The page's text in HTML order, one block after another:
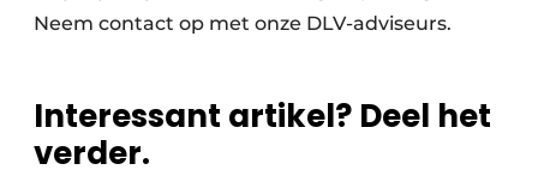
Neem contact op met onze DLV-adviseurs.
Interessant artikel? Deel het
verder.